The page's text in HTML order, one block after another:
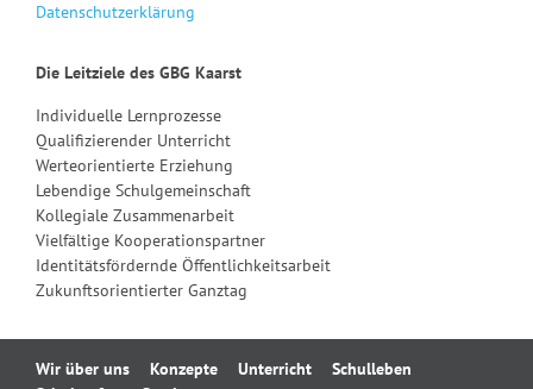
Datenschutzerklärung
Die Leitziele des GBG Kaarst
Individuelle Lernprozesse
Qualifizierender Unterricht
Werteorientierte Erziehung
Lebendige Schulgemeinschaft
Kollegiale Zusammenarbeit
Vielfältige Kooperationspartner
Identitätsfördernde Öffentlichkeitsarbeit
Zukunftsorientierter Ganztag
Navigation
Wir über uns Konzepte Unterricht
Schulleben